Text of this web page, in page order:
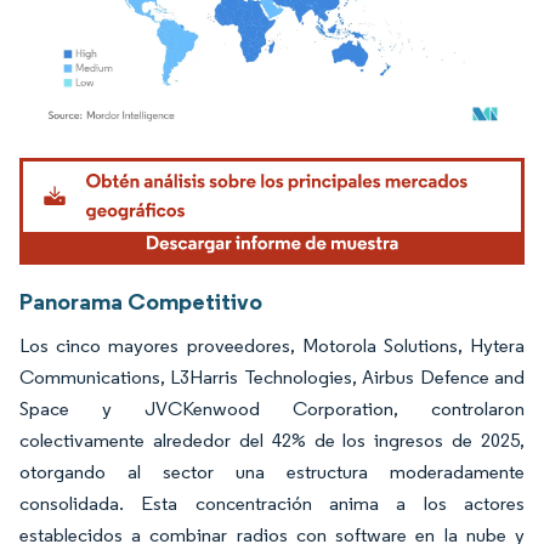
Imagen © Mordor Intelligence. El uso requiere atribución según CC BY 4.0.
Panorama Competitivo
Los cinco mayores proveedores, Motorola Solutions, Hytera
Communications, L3Harris Technologies, Airbus Defence and
Space y JVCKenwood Corporation, controlaron
colectivamente alrededor del 42% de los ingresos de 2025,
otorgando al sector una estructura moderadamente
consolidada. Esta concentración anima a los actores
establecidos a combinar radios con software en la nube y